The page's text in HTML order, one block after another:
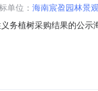
单位： 海南宸盈园林景
务植树采购结果的公
植树节”群众性义务